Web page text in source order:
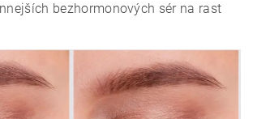
bezhormonových sér na rast